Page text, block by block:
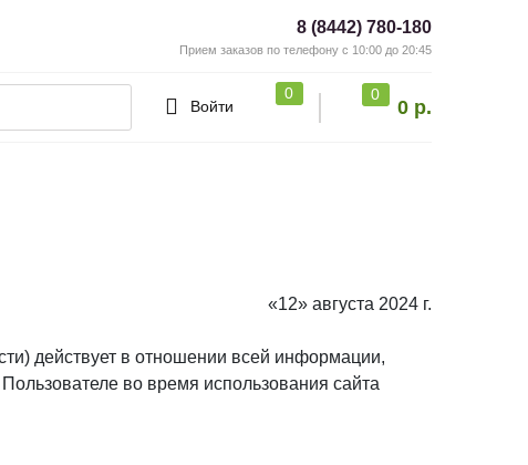
8 (8442) 780-180
Прием заказов по телефону с 10:00 до 20:45
Войти
0 0
0 р.
«12» августа 2024 г.
действует в отношении всей информации,
во время использования сайта